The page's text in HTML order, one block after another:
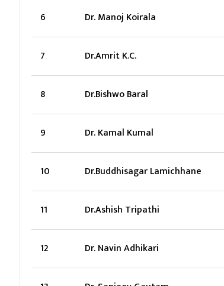
6 Dr. Manoj Koirala
7 Dr.Amrit K.C.
8 Dr.Bishwo Baral
9 Dr. Kamal Kumal
10 Dr.Buddhisagar Lamichhane
11 Dr.Ashish Tripathi
12 Dr. Navin Adhikari